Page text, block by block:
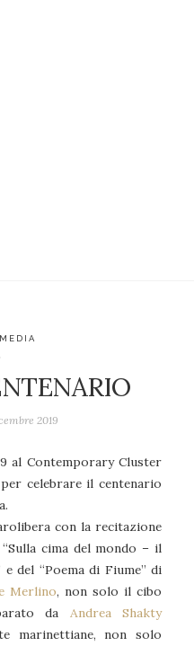
MEDIA
2019
al Contemporary Cluster
celebrare il centenario
con la recitazione
cima del mondo – il
del “Poema di Fiume” di
Merlino, non solo il cibo
da Andrea Shakty
marinettiane, non solo